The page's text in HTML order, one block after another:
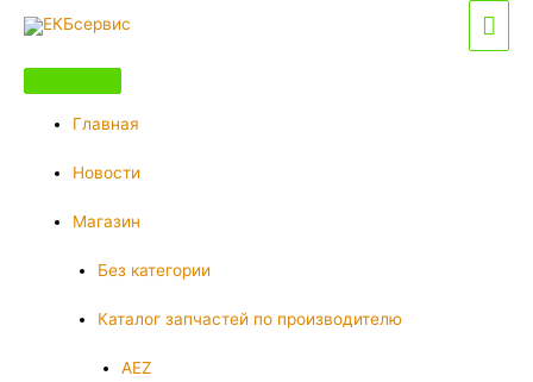
Перейти
содержимому
Главная
Новости
Магазин
Без категории
Каталог запчастей по производителю
AEZ